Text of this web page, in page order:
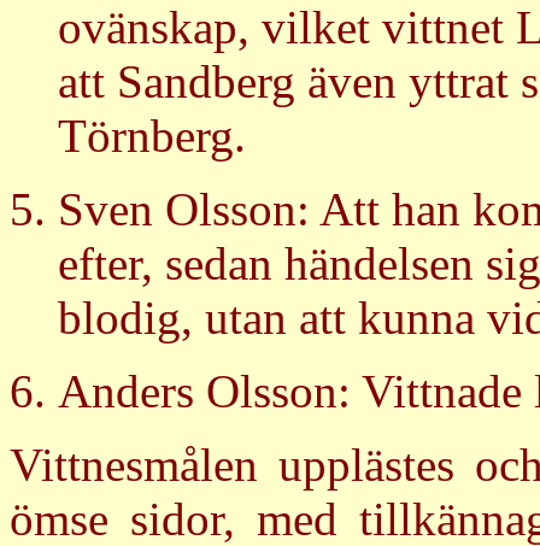
ovänskap, vilket vittnet
att Sandberg även yttrat
Törnberg.
Sven Olsson: Att han
efter, sedan händelsen
blodig, utan att kunna
Anders Olsson:
Vittnesmålen upplästes
ömse sidor, med